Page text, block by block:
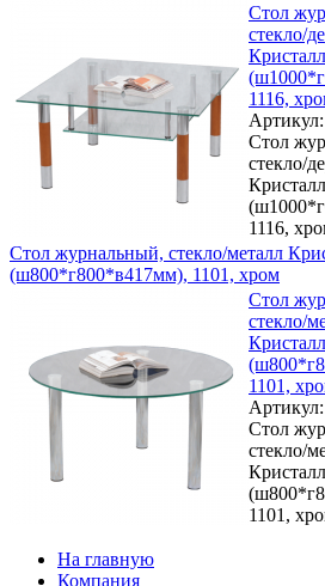
Стол
стекло/
1116,
Артикул:
Стол
стекло/
1116,
Стол журнальный, стекло/металл
(ш800*г800*в417мм), 1101, хром
Стол
стекло/
1101,
Артикул:
Стол
стекло/
1101,
На главную
Компания